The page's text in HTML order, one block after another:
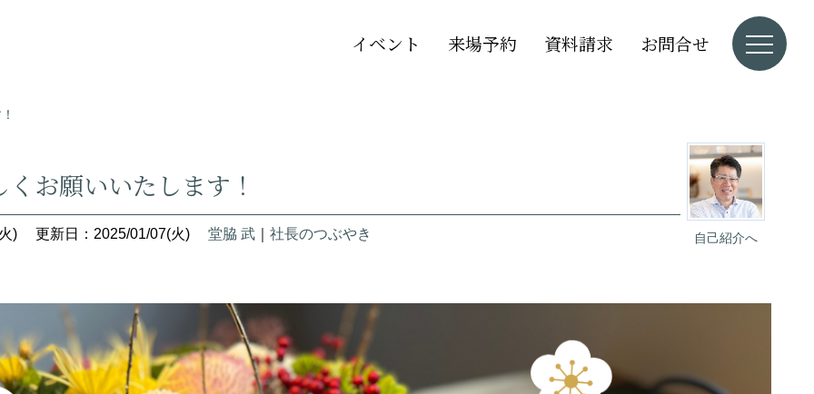
イベント 来場予約 資料請求 お問合せ
自己紹介へ
お願いいたします！
) 更新日：2025/01/07(火) 堂脇 武 社長のつぶやき